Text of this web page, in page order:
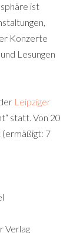
ist
Konzerte
Lesungen
Leipziger
statt. Von 20
7
Verlag